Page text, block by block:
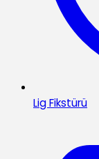
Lig Fikstürü